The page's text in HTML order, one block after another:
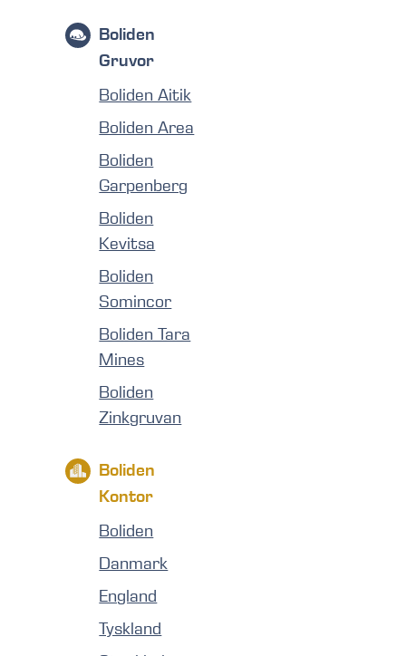
Boliden
Gruvor
Boliden Aitik
Boliden Area
Boliden
Garpenberg
Boliden
Kevitsa
Boliden
Somincor
Boliden Tara
Mines
Boliden
Zinkgruvan
Boliden
Kontor
Boliden
Danmark
England
Tyskland